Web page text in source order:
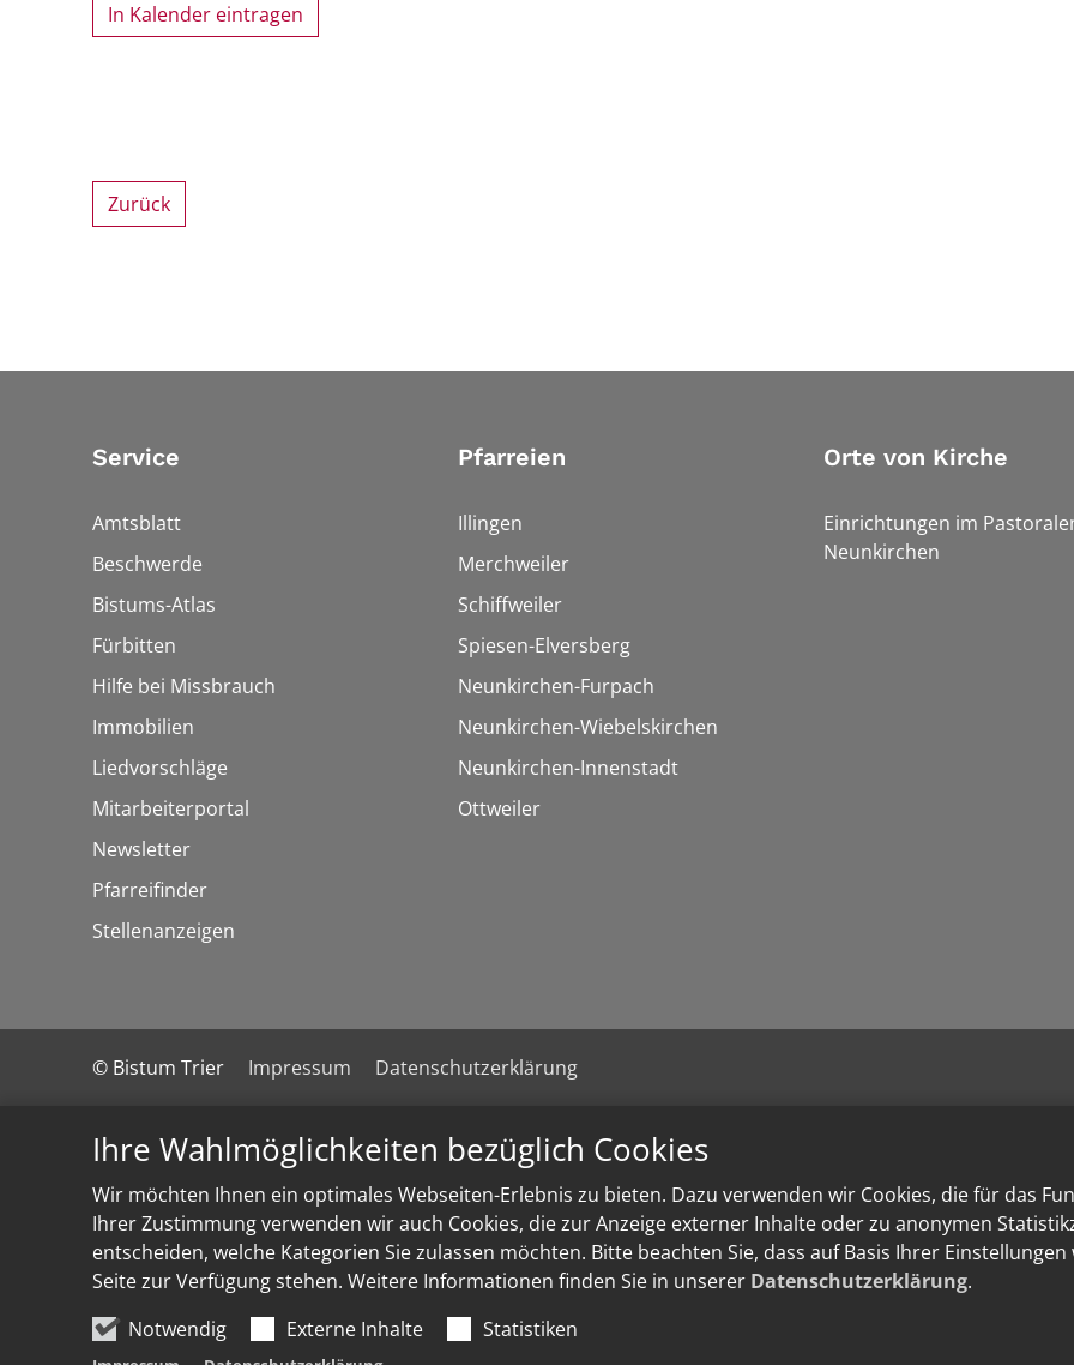
Ihre Wahlmöglichkeiten bezüglich Cookies
Wir möchten Ihnen ein optimales Webseiten-Erlebnis zu bieten. Dazu verwenden wir Cookies, die für das
Ihrer Zustimmung verwenden wir auch Cookies, die zur Anzeige externer Inhalte oder zu anonymen
entscheiden, welche Kategorien Sie zulassen möchten. Bitte beachten Sie, dass auf Basis Ihrer
Seite zur Verfügung stehen. Weitere Informationen finden Sie in unserer Datenschutzerklärung.
Notwendig
Externe Inhalte Statistiken
In Kalender eintragen
Zurück
Service
Amtsblatt
Beschwerde
Bistums-Atlas
Fürbitten
Hilfe bei Missbrauch
Immobilien
Liedvorschläge
Mitarbeiterportal
Newsletter
Pfarreifinder
Stellenanzeigen
Pfarreien
Illingen
Merchweiler
Schiffweiler
Spiesen-Elversberg
Neunkirchen-Furpach
Neunkirchen-Wiebelskirchen
Neunkirchen-Innenstadt
Ottweiler
Orte von Kirche
Einrichtungen im
Neunkirchen
© Bistum Trier Impressum Datenschutzerklärung